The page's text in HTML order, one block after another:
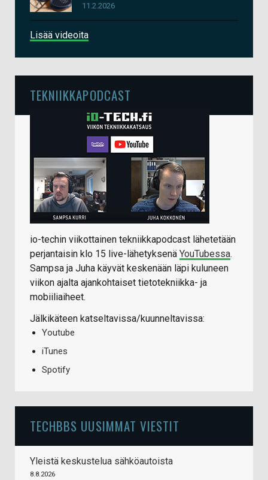
11.2.2026
Lisää videoita
TEKNIIKKAPODCAST
io-techin viikottainen tekniikkapodcast lähetetään
perjantaisin klo 15 live-lähetyksenä YouTubessa.
Sampsa ja Juha käyvät keskenään läpi kuluneen
viikon ajalta ajankohtaiset tietotekniikka- ja
mobiiliaiheet.
Jälkikäteen katseltavissa/kuunneltavissa:
Youtube
iTunes
Spotify
TECHBBS UUSIMMAT VIESTIT
Yleistä keskustelua sähköautoista
8.8.2026